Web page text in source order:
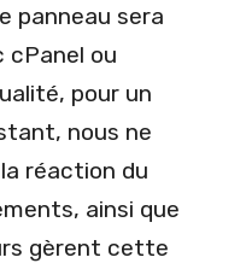
panneau sera
cPanel ou
pour un
nous ne
réaction du
ainsi que
gèrent cette